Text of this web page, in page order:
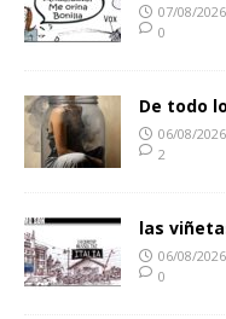
07/08/2026
0
De todo
06/08/2026
2
las
06/08/2026
0